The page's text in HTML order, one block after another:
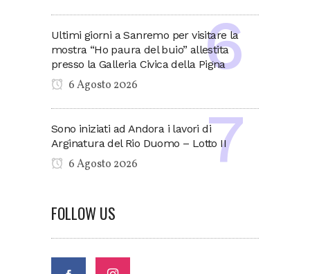
Ultimi giorni a Sanremo per visitare la
mostra “Ho paura del buio” allestita
presso la Galleria Civica della Pigna
6 Agosto 2026
Sono iniziati ad Andora i lavori di
Arginatura del Rio Duomo – Lotto II
6 Agosto 2026
FOLLOW US